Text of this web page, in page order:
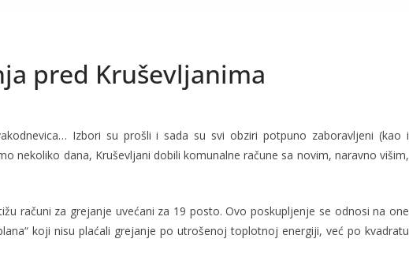
pred Kruševljanima
Izbori su prošli i sada su svi obziri potpuno zaboravljeni (kao i
nekoliko dana, Kruševljani dobili komunalne račune sa novim, naravno višim,
računi za grejanje uvećani za 19 posto. Ovo poskupljenje se odnosi na one
koji nisu plaćali grejanje po utrošenoj toplotnoj energiji, već po kvadratu